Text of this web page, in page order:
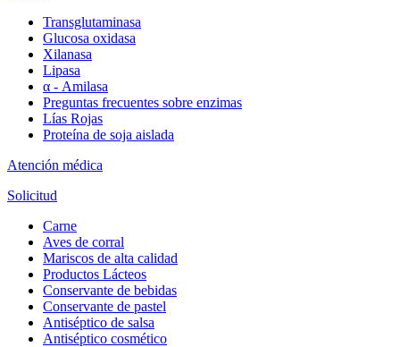
Transglutaminasa
Glucosa oxidasa
Xilanasa
Lipasa
α - Amilasa
Preguntas frecuentes sobre enzimas
Lías Rojas
Proteína de soja aislada
Atención médica
Solicitud
Carne
Aves de corral
Mariscos de alta calidad
Productos Lácteos
Conservante de bebidas
Conservante de pastel
Antiséptico de salsa
Antiséptico cosmético